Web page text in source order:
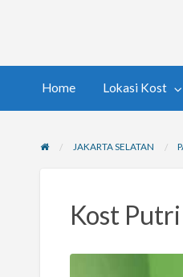
Home Lokasi Kost
JAKARTA SELATAN
Kost